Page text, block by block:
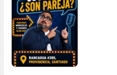
Bar y cocina disponible
Humor sobre parejas,
cotidianas
Cupos limitados:
fuera
Vive una noche diferente en
¿Ustedes Son Pareja?